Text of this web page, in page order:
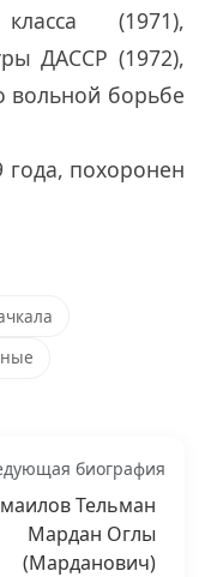
(1971),
ДАССР (1972),
вольной борьбе
похоронен
биография
Тельман
Мардан Оглы
(Марданович)